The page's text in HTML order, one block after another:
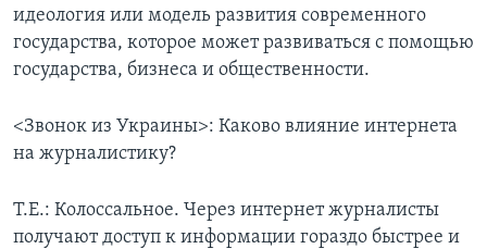
идеология или модель развития современного
государства, которое может развиваться с помощью
государства, бизнеса и общественности.
<Звонок из Украины>: Каково влияние интернета
на журналистику?
Т.Е.: Колоссальное. Через интернет журналисты
получают доступ к информации гораздо быстрее и